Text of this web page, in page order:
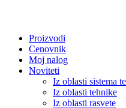
Proizvodi
Cenovnik
Moj nalog
Noviteti
Iz oblasti sistema
Iz oblasti tehnike
Iz oblasti rasvete